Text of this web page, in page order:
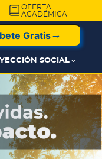
OFERTA
ACADÉMICA
Gratis
SOCIAL